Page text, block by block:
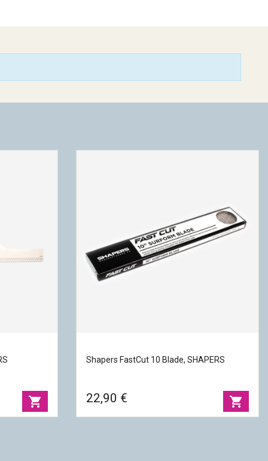
shopping_cart
Shapers FastCut 10 Blade, SHAPERS
22,90 € shopping_cart